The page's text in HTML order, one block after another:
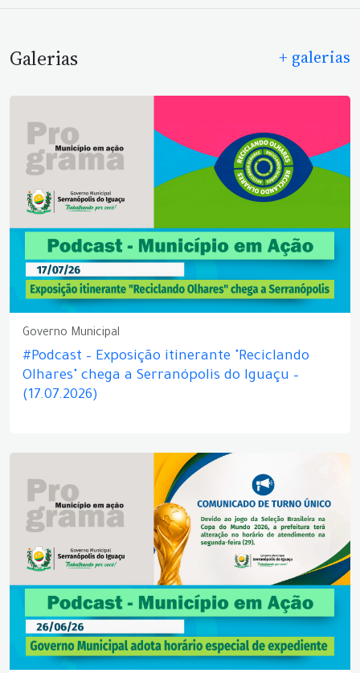
Galerias + galerias
Governo Municipal
#Podcast – Exposição itinerante "Reciclando
Olhares" chega a Serranópolis do Iguaçu –
(17.07.2026)